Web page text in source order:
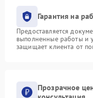
Гарантия на
Предоставляется
выполненные работы и
защищает клиента от
Прозрачное